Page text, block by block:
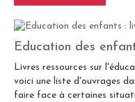
Education des
Livres ressources sur
voici une liste d'ouvrages
faire face à certaines